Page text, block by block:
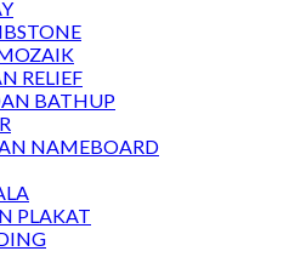
RELIEF
BATHUP
NAMEBOARD
PLAKAT